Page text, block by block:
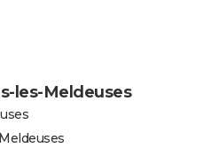
les-Meldeuses